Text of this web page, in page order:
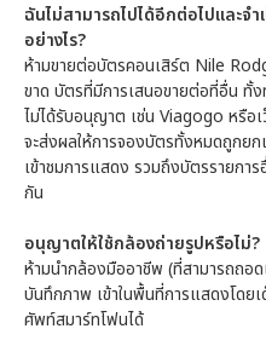
ฉันไม่สามารถไปได้อีกต่อไปและจ
อย่างไร?
ห้ามขายต่อบัตรคอนเสิร์ต Nile
ขาด บัตรที่มีการเสนอขายต่อที่อื่น ทั้
ไม่ได้รับอนุญาต เช่น Viagogo หรือเ
จะส่งผลให้การจองบัตรทั้งหมดถูกย
เข้าชมการแสดง รวมถึงบัตรรายกา
กัน
อนุญาตให้ใช้กล้องถ่ายรูปหรือไม่?
ห้ามนำกล้องมืออาชีพ (ที่สามารถถ
บันทึกภาพ เข้าในพื้นที่การแสดงโดย
ศัพท์สมาร์ทโฟนได้